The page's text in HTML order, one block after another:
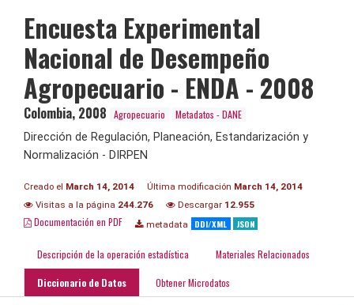
Encuesta Experimental
Nacional de Desempeño
Agropecuario - ENDA - 2008
Colombia, 2008 Agropecuario
Metadatos - DANE
Dirección de Regulación, Planeación, Estandarización y
Normalización - DIRPEN
Creado el March 14, 2014 Última modificación March 14, 2014
Visitas a la página 244.276 Descargar 12.955
Documentación en PDF metadata DDI/XML JSON
Descripción de la operación estadística Materiales Relacionados
Diccionario de Datos Obtener Microdatos